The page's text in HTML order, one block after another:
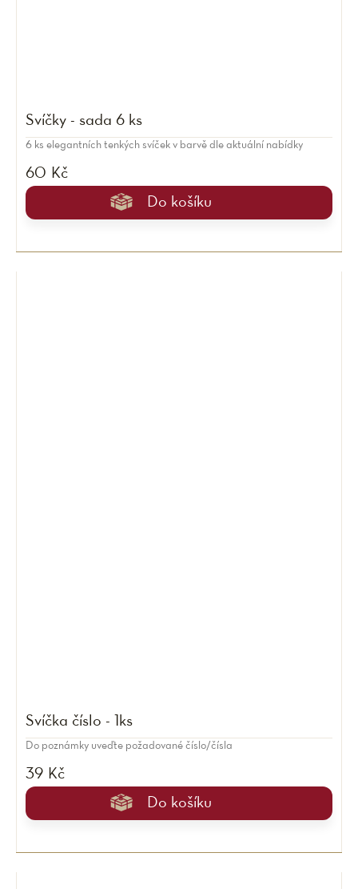
Svíčky - sada 6 ks
60 Kč
Do košíku
6 ks elegantních tenkých svíček v barvě dle aktuální nabídky
Svíčka číslo - 1ks
39 Kč
Do košíku
Do poznámky uveďte požadované číslo/čísla